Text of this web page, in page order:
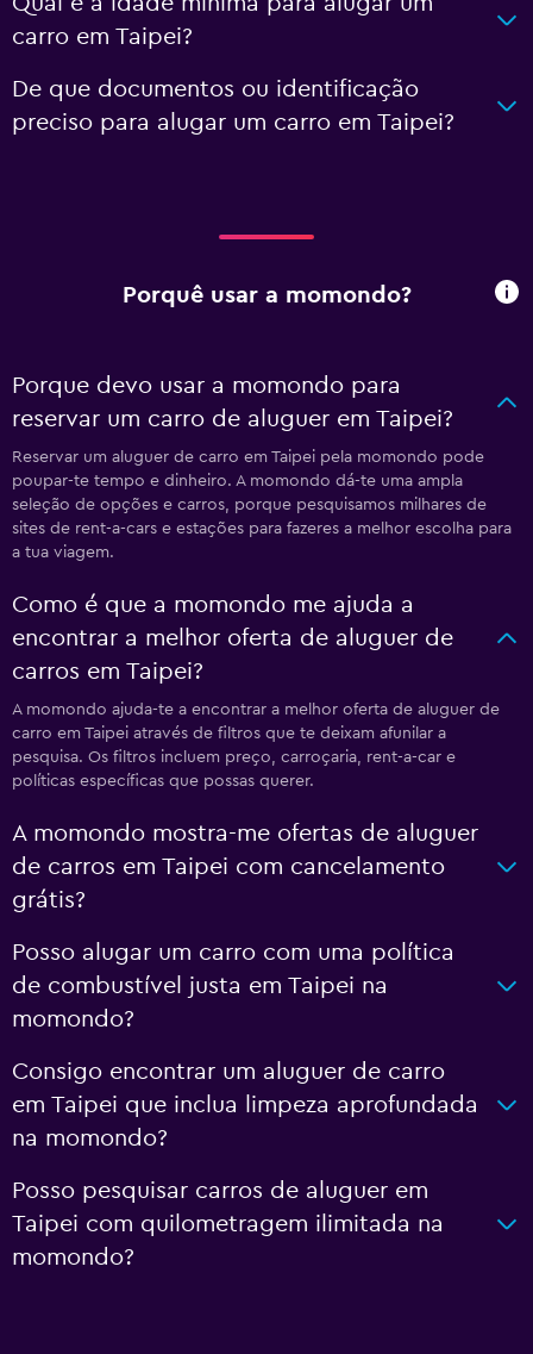
carro em Taipei?
De que documentos ou identificação
preciso para alugar um carro em Taipei?
Porquê usar a momondo?
Porque devo usar a momondo para
reservar um carro de aluguer em Taipei?
Reservar um aluguer de carro em Taipei pela momondo pode
poupar-te tempo e dinheiro. A momondo dá-te uma ampla
seleção de opções e carros, porque pesquisamos milhares de
sites de rent-a-cars e estações para fazeres a melhor escolha para
a tua viagem.
Como é que a momondo me ajuda a
encontrar a melhor oferta de aluguer de
carros em Taipei?
A momondo ajuda-te a encontrar a melhor oferta de aluguer de
carro em Taipei através de filtros que te deixam afunilar a
pesquisa. Os filtros incluem preço, carroçaria, rent-a-car e
políticas específicas que possas querer.
A momondo mostra-me ofertas de aluguer
de carros em Taipei com cancelamento
grátis?
Posso alugar um carro com uma política
de combustível justa em Taipei na
momondo?
Consigo encontrar um aluguer de carro
em Taipei que inclua limpeza aprofundada
na momondo?
Posso pesquisar carros de aluguer em
Taipei com quilometragem ilimitada na
momondo?